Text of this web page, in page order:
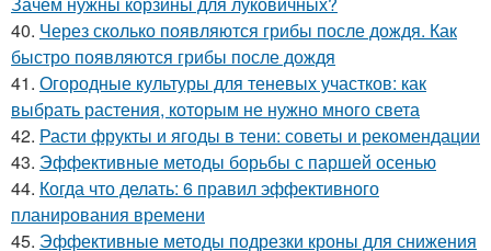
40. Через сколько появляются грибы после дождя. Как
быстро появляются грибы после дождя
41. Огородные культуры для теневых участков: как
выбрать растения, которым не нужно много света
42. Расти фрукты и ягоды в тени: советы и рекомендации
43. Эффективные методы борьбы с паршей осенью
44. Когда что делать: 6 правил эффективного
планирования времени
45. Эффективные методы подрезки кроны для снижения